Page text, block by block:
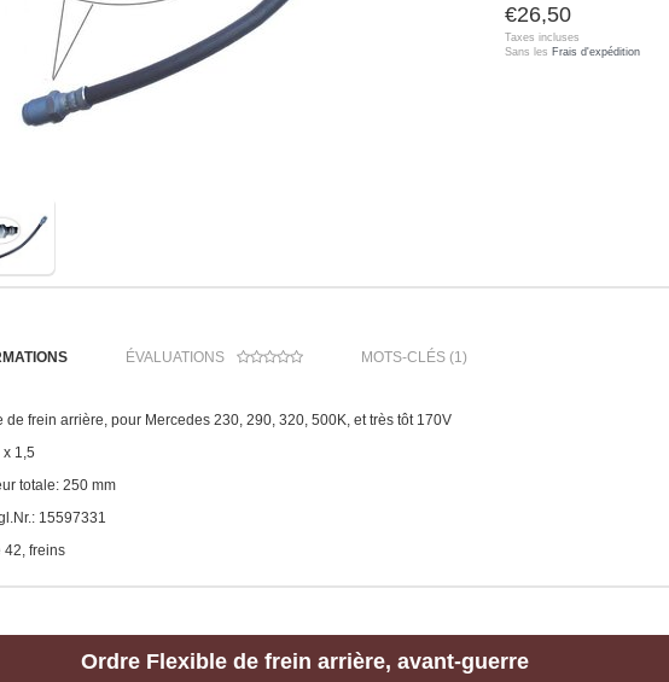
€26,50
Taxes incluses
Sans les Frais d'expédition
ÉVALUATIONS MOTS-CLÉS (1)
de frein arrière, pour Mercedes 230, 290, 320, 500K, et très tôt 170V
x 1,5
totale: 250 mm
15597331
42, freins
Ordre Flexible de frein arrière, avant-guerre